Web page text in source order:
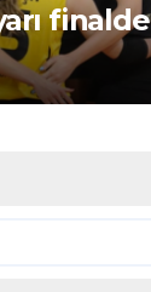
finalde